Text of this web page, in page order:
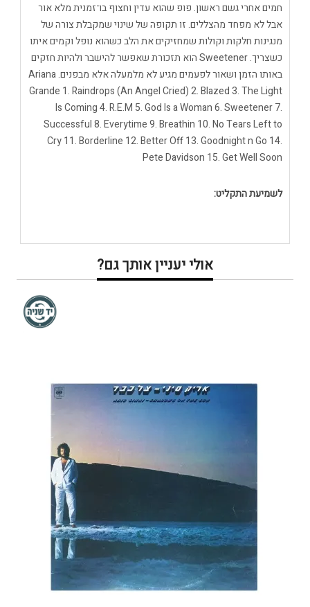
חמים אחרי גשם ראשון. פופ שהוא עדין וחצוף בו־זמנית מלא אור
אבל לא מפחד מהצללים. זו תקופה של שינוי שמקבלת צורה של
מנגינות חלקות וקולות שמחזיקים את הלב כשהוא נופל וקמים איתו
כשצריך. Sweetener הוא תזכורת שאפשר להישבר ולהיות חזקים
באותו הזמן ושאור לפעמים מגיע לא מלמעלה אלא מבפנים. Ariana
Grande 1. Raindrops (An Angel Cried) 2. Blazed 3. The Light
Is Coming 4. R.E.M 5. God Is a Woman 6. Sweetener 7.
Successful 8. Everytime 9. Breathin 10. No Tears Left to
Cry 11. Borderline 12. Better Off 13. Goodnight n Go 14.
Pete Davidson 15. Get Well Soon
לשמיעת התקליט:
אולי יעניין אותך גם?